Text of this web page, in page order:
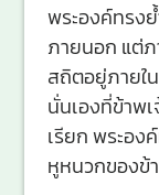
พระองค์ทรง
ภายนอก แต่ภ
สถิตอยู่ภายใ
นั่นเองที่ข้าพ
เรียก พระอง
หูหนวกของข้